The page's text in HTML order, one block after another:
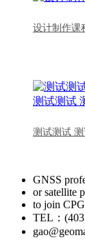
设计制作课
测试测试
GNSS
or satellite
to join
TEL：